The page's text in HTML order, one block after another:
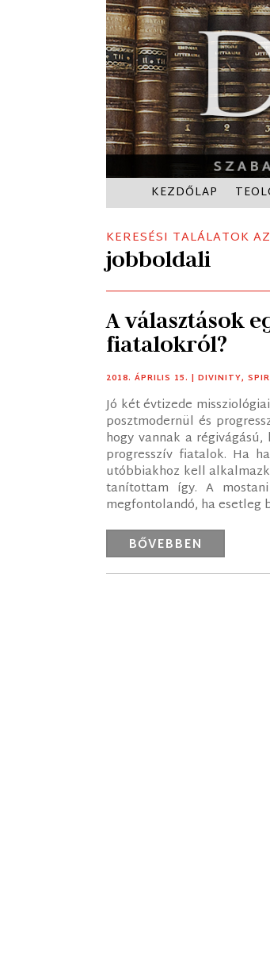
KEZDŐLAP
KERESÉSI TALÁLATOK
jobboldali
A választások
fiatalokról?
2018. ÁPRILIS 15. |DIVINITY,
Jó két évtizede
posztmodernül és
hogy vannak a
progresszív fiatalok. Ha
utóbbiakhoz kell
tanítottam így. A
megfontolandó, ha esetleg
BŐVEBBEN